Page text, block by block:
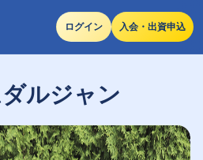
ログイン 入会・出資申込
ルジャン